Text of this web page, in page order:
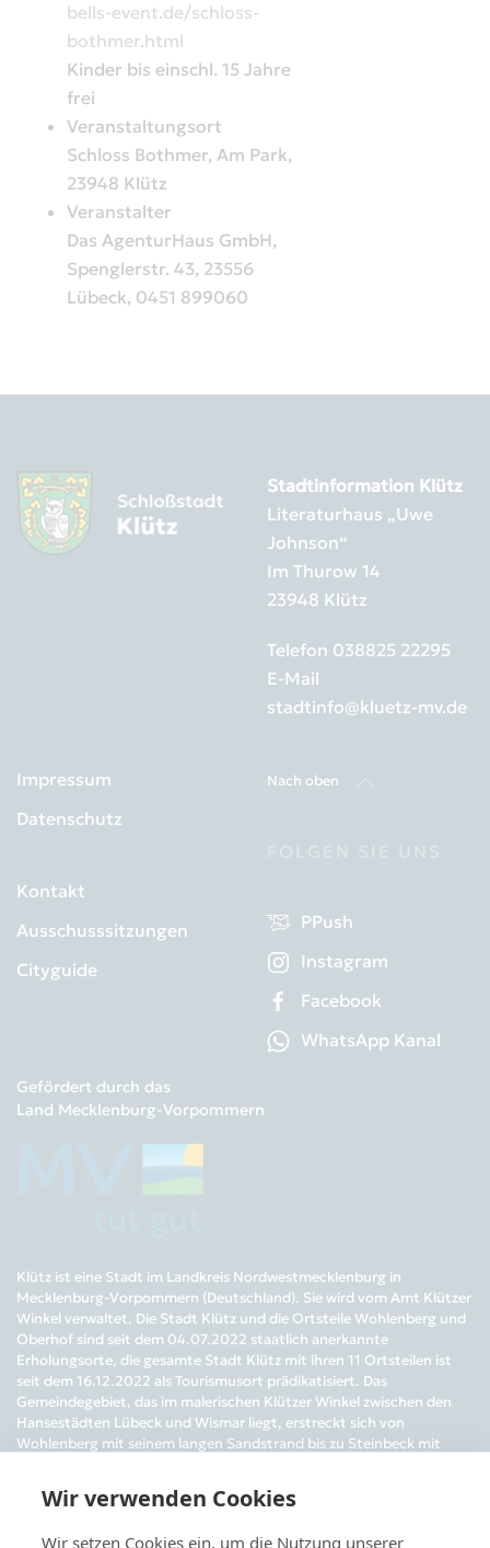
bells-event.de/schloss-
bothmer.html
Kinder bis einschl. 15 Jahre
frei
Veranstaltungsort
Schloss Bothmer, Am Park,
23948 Klütz
Veranstalter
Das AgenturHaus GmbH,
Spenglerstr. 43, 23556
Lübeck, 0451 899060
Stadtinformation Klütz
Literaturhaus „Uwe
Johnson“
Im Thurow 14
23948 Klütz
Telefon 038825 22295
E-Mail
stadtinfo@kluetz-mv.de
Impressum
Datenschutz
Kontakt
Ausschusssitzungen
Cityguide
Nach oben
PPush
Instagram
Facebook
WhatsApp Kanal
Gefördert durch das
Land Mecklenburg-Vorpommern
Klütz ist eine Stadt im Landkreis Nordwestmecklenburg in
Mecklenburg-Vorpommern (Deutschland). Sie wird vom Amt Klützer
Winkel verwaltet. Die Stadt Klütz und die Ortsteile Wohlenberg und
Oberhof sind seit dem 04.07.2022 staatlich anerkannte
Erholungsorte, die gesamte Stadt Klütz mit ihren 11 Ortsteilen ist
seit dem 16.12.2022 als Tourismusort prädikatisiert. Das
Gemeindegebiet, das im malerischen Klützer Winkel zwischen den
Hansestädten Lübeck und Wismar liegt, erstreckt sich von
Wohlenberg mit seinem langen Sandstrand bis zu Steinbeck mit
seiner imposanten Festonallee.
Wir verwenden Cookies
Wir setzen Cookies ein, um die Nutzung unserer